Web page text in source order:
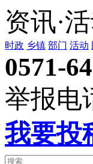
资讯·
时政 乡镇 部门 活动
0571-
举报电
我要投